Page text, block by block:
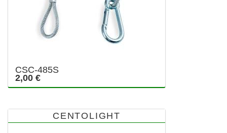
CSC-485S
2,00 €
CENTOLIGHT